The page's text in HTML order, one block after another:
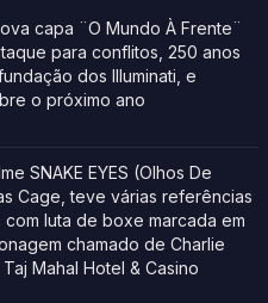
capa ¨O Mundo À Frente¨
para conflitos, 250 anos
dos Illuminati, e
o próximo ano
SNAKE EYES (Olhos De
Cage, teve várias referências
luta de boxe marcada em
chamado de Charlie
Mahal Hotel & Casino